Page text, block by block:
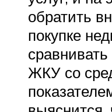
обратить
покупке
ЖКУ со